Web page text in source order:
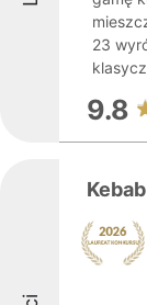
23
9.8